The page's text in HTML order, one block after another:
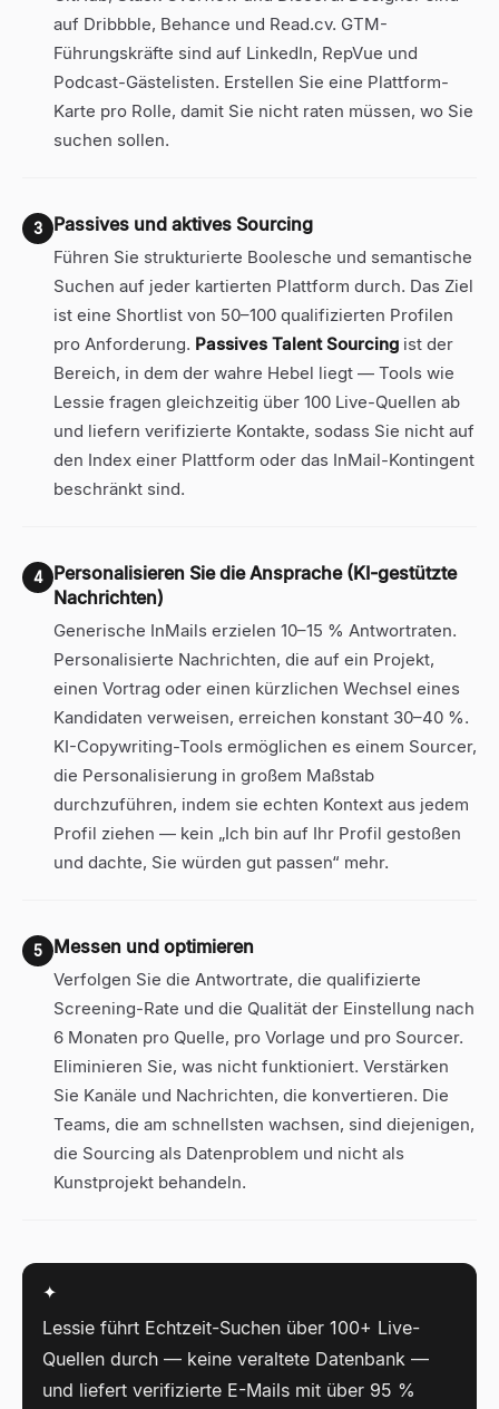
auf Dribbble, Behance und Read.cv. GTM-
Führungskräfte sind auf LinkedIn, RepVue und
Podcast-Gästelisten. Erstellen Sie eine Plattform-
Karte pro Rolle, damit Sie nicht raten müssen, wo Sie
suchen sollen.
3 Passives und aktives Sourcing
Führen Sie strukturierte Boolesche und semantische
Suchen auf jeder kartierten Plattform durch. Das Ziel
ist eine Shortlist von 50–100 qualifizierten Profilen
pro Anforderung. Passives Talent Sourcing ist der
Bereich, in dem der wahre Hebel liegt — Tools wie
Lessie fragen gleichzeitig über 100 Live-Quellen ab
und liefern verifizierte Kontakte, sodass Sie nicht auf
den Index einer Plattform oder das InMail-Kontingent
beschränkt sind.
4
Personalisieren Sie die Ansprache (KI-gestützte
Nachrichten)
Generische InMails erzielen 10–15 % Antwortraten.
Personalisierte Nachrichten, die auf ein Projekt,
einen Vortrag oder einen kürzlichen Wechsel eines
Kandidaten verweisen, erreichen konstant 30–40 %.
KI-Copywriting-Tools ermöglichen es einem Sourcer,
die Personalisierung in großem Maßstab
durchzuführen, indem sie echten Kontext aus jedem
Profil ziehen — kein „Ich bin auf Ihr Profil gestoßen
und dachte, Sie würden gut passen“ mehr.
5 Messen und optimieren
Verfolgen Sie die Antwortrate, die qualifizierte
Screening-Rate und die Qualität der Einstellung nach
6 Monaten pro Quelle, pro Vorlage und pro Sourcer.
Eliminieren Sie, was nicht funktioniert. Verstärken
Sie Kanäle und Nachrichten, die konvertieren. Die
Teams, die am schnellsten wachsen, sind diejenigen,
die Sourcing als Datenproblem und nicht als
Kunstprojekt behandeln.
✦
Lessie führt Echtzeit-Suchen über 100+ Live-
Quellen durch — keine veraltete Datenbank —
und liefert verifizierte E-Mails mit über 95 %